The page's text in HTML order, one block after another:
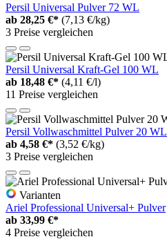
Persil Universal Pulver 72 WL
ab 28,25 €* (7,13 €/kg)
3 Preise vergleichen
Persil Universal Kraft-Gel 100 WL
ab 18,48 €* (4,11 €/l)
11 Preise vergleichen
Persil Vollwaschmittel Pulver 20 WL
ab 4,58 €* (3,52 €/kg)
3 Preise vergleichen
Varianten
Ariel Professional Universal+ Pulver
ab 33,99 €*
4 Preise vergleichen